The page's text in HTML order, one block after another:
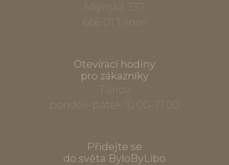
Mlýnská 337
666 01 Tišnov
Otevírací hodiny
pro zákazníky
Tišnov
pondělí–pátek 10.00–17.00
Přidejte se
do světa ByloByLibo